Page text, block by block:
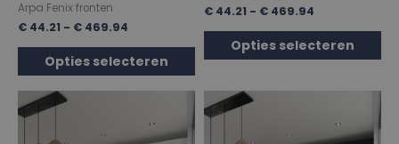
Arpa Fenix fronten
€ 44.21 - € 469.94
Opties selecteren
€ 44.21 - € 469.94
Opties selecteren